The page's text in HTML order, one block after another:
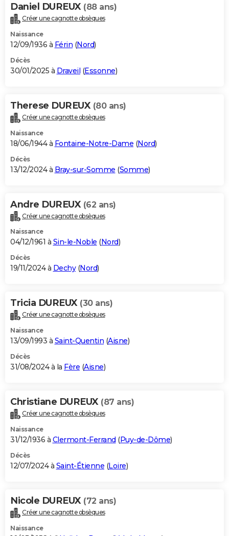
Daniel DUREUX (88 ans)
Créer une cagnotte obsèques
Naissance
12/09/1936 à Férin (Nord)
Décès
30/01/2025 à Draveil (Essonne)
Therese DUREUX (80 ans)
Créer une cagnotte obsèques
Naissance
18/06/1944 à Fontaine-Notre-Dame (Nord)
Décès
13/12/2024 à Bray-sur-Somme (Somme)
Andre DUREUX (62 ans)
Créer une cagnotte obsèques
Naissance
04/12/1961 à Sin-le-Noble (Nord)
Décès
19/11/2024 à Dechy(Nord)
Tricia DUREUX (30 ans)
Créer une cagnotte obsèques
Naissance
13/09/1993 à Saint-Quentin (Aisne)
Décès
31/08/2024 à la Fère (Aisne)
Christiane DUREUX (87 ans)
Créer une cagnotte obsèques
Naissance
31/12/1936 à Clermont-Ferrand (Puy-de-Dôme)
Décès
12/07/2024 à Saint-Étienne (Loire)
Nicole DUREUX (72 ans)
Créer une cagnotte obsèques
Naissance